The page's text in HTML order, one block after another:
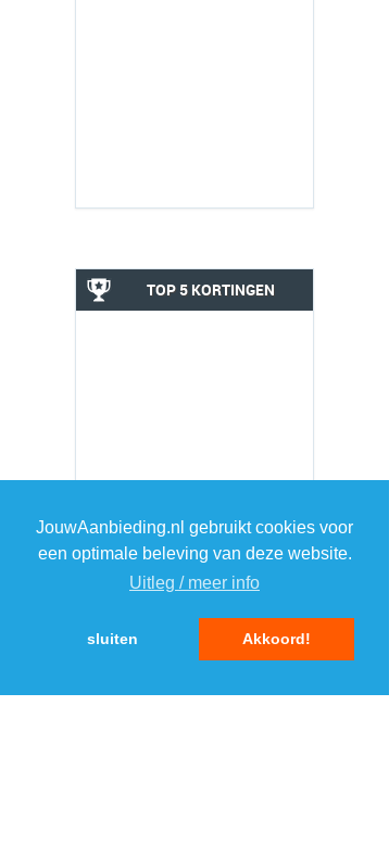
JouwAanbieding.nl gebruikt cookies voor
een optimale beleving van deze website.
Uitleg / meer info
sluiten Akkoord!
TOP 5 KORTINGEN